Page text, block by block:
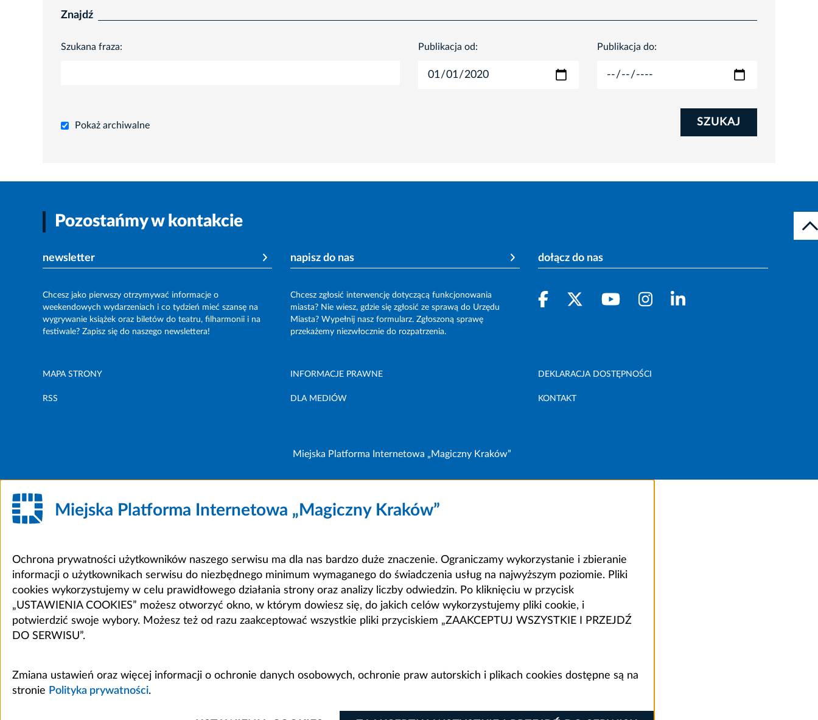
Znajdź
Szukana fraza: Publikacja od: Publikacja do:
Pokaż archiwalne SZUKAJ
Pozostańmy w kontakcie
newsletter
Chcesz jako pierwszy otrzymywać informacje o
weekendowych wydarzeniach i co tydzień mieć szansę na
wygrywanie książek oraz biletów do teatru, filharmonii i na
festiwale? Zapisz się do naszego newslettera!
napisz do nas
Chcesz zgłosić interwencję dotyczącą funkcjonowania
miasta? Nie wiesz, gdzie się zgłosić ze sprawą do Urzędu
Miasta? Wypełnij nasz formularz. Zgłoszoną sprawę
przekażemy niezwłocznie do rozpatrzenia.
dołącz do nas
MAPA STRONY INFORMACJE PRAWNE DEKLARACJA DOSTĘPNOŚCI
RSS DLA MEDIÓW KONTAKT
Miejska Platforma Internetowa „Magiczny Kraków”
Miejska Platforma Internetowa „Magiczny Kraków”
Ochrona prywatności użytkowników naszego serwisu ma dla nas bardzo duże znaczenie. Ograniczamy wykorzystanie i zbieranie
informacji o użytkownikach serwisu do niezbędnego minimum wymaganego do świadczenia usług na najwyższym poziomie. Pliki
cookies wykorzystujemy w celu prawidłowego działania strony oraz analizy liczby odwiedzin. Po kliknięciu w przycisk
„USTAWIENIA COOKIES” możesz otworzyć okno, w którym dowiesz się, do jakich celów wykorzystujemy pliki cookie, i
potwierdzić swoje wybory. Możesz też od razu zaakceptować wszystkie pliki przyciskiem „ZAAKCEPTUJ WSZYSTKIE I PRZEJDŹ
DO SERWISU”.
Zmiana ustawień oraz więcej informacji o ochronie danych osobowych, ochronie praw autorskich i plikach cookies dostępne są na
stronie Polityka prywatności.